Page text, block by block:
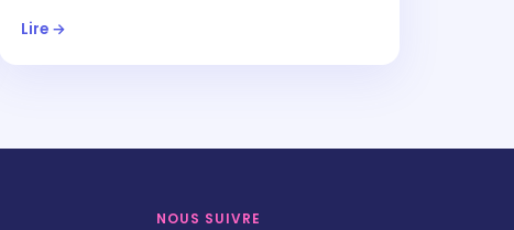
Lire →
NOUS SUIVRE